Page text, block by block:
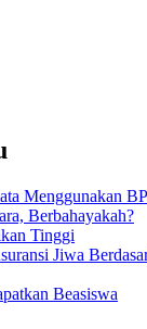
Menggunakan
Berbahayakah?
Tinggi
Jiwa
Beasiswa